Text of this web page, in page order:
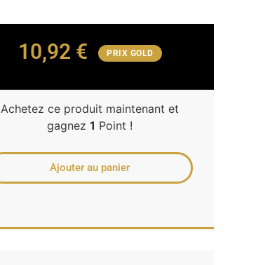
10,92 € PRIX GOLD
Achetez ce produit maintenant et
gagnez1 Point !
Ajouter au panier